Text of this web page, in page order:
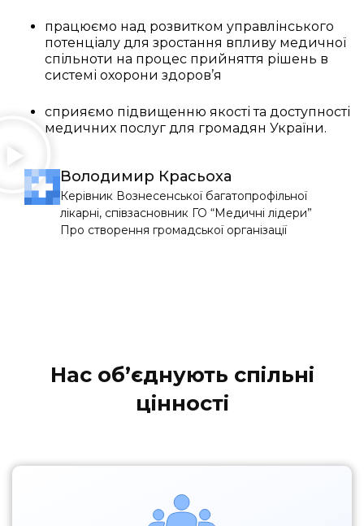
Володимир Красьоха
Керівник Вознесенської багатопрофільної
лікарні, співзасновник ГО “Медичні лідери”
Про створення громадської організації
працюємо над розвитком управлінського
потенціалу для зростання впливу медичної
спільноти на процес прийняття рішень в
системі охорони здоров’я
сприяємо підвищенню якості та доступності
медичних послуг для громадян України.
Нас обʼєднують спільні
цінності